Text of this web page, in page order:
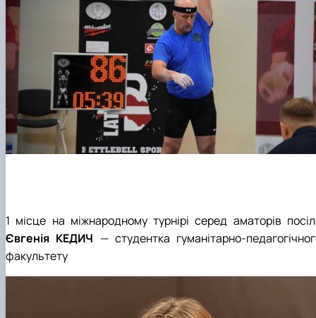
1 місце на міжнародному турнірі серед аматорів
Євгенія КЕДИЧ — студентка гуманітарно-
факультету